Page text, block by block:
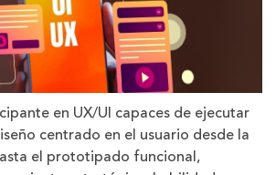
en UX/UI capaces de ejecutar
centrado en el usuario desde la
el prototipado funcional,